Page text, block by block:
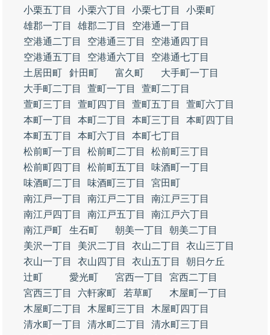
小栗五丁目
小栗六丁目 小栗七丁目
小栗町
雄郡一丁目
雄郡二丁目
空港通一丁目
空港通二丁目
空港通三丁目
空港通四丁目
空港通五丁目
空港通六丁目
空港通七丁目
土居田町
針田町 富久町
大手町一丁目
大手町二丁目
萱町一丁目
萱町二丁目
萱町三丁目
萱町四丁目 萱町五丁目
萱町六丁目
本町一丁目
本町二丁目 本町三丁目
本町四丁目
本町五丁目
本町六丁目
本町七丁目
松前町一丁目
松前町二丁目
松前町三丁目
松前町四丁目
松前町五丁目
味酒町一丁目
味酒町二丁目
味酒町三丁目
宮田町
南江戸一丁目
南江戸二丁目
南江戸三丁目
南江戸四丁目
南江戸五丁目
南江戸六丁目
南江戸町
生石町 朝美一丁目
朝美二丁目
美沢一丁目
美沢二丁目 衣山二丁目
衣山三丁目
衣山一丁目
衣山四丁目 衣山五丁目
朝日ケ丘
辻町
愛光町 宮西一丁目
宮西二丁目
宮西三丁目
六軒家町 若草町
木屋町一丁目
木屋町二丁目
木屋町三丁目
木屋町四丁目
清水町一丁目
清水町二丁目
清水町三丁目